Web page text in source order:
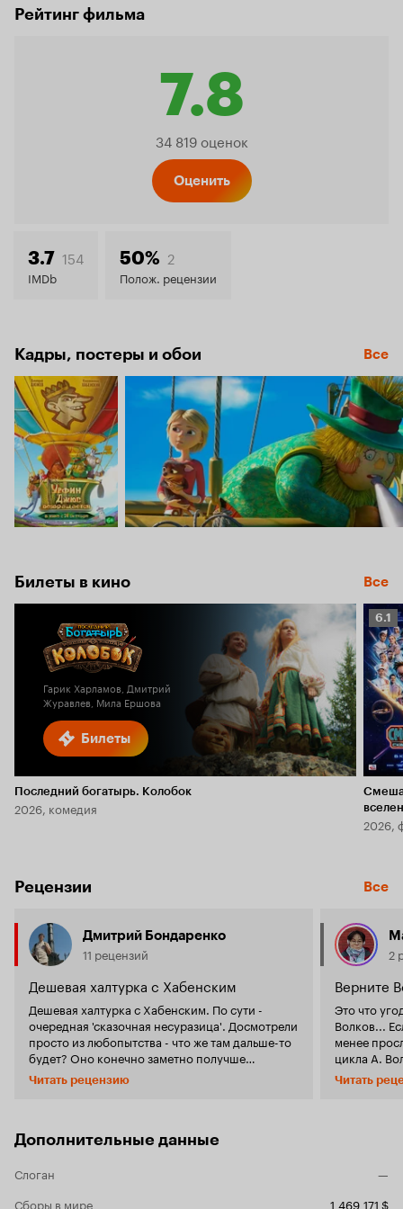
Рейтинг фильма
7.8
Рейтинг
7.8
34 819 оценок
Оценить
3.7 154
IMDb
50% 2
Полож. рецензии
Кадры, постеры и обои Все
Билеты в кино Все
Билеты
Гарик Харламов, Дмитрий
Журавлев, Мила Ершова
Последний богатырь. Колобок
2026, комедия
6.1
6.1
2026,
Рецензии Все
Дмитрий Бондаренко
11 рецензий
Дешевая халтурка с Хабенским
Дешевая халтурка с Хабенским. По сути -
очередная 'сказочная несуразица'. Досмотрели
просто из любопытства - что же там дальше-то
будет? Оно конечно заметно получше
слеплено, чем прочие подобные мультики,
более связно и внятно, но не исключено, что
книг о приключениях Элли?... Но тем не менее
в мультфильме присутствует своя, достаточно
ярковыраженная, харизма и колорит.
пожалуй самые внятные, целостные и разумные
Читать рецензию
2
Верните
Это что
Волков... Если в первом 'Урфине' еще более-
менее
цикла А.
имея перед
за
Читать
Дополнительные данные
Слоган
—
Сборы в мире
1 469 171 $